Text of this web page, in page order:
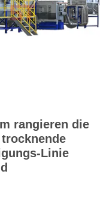
rangieren die
Linie